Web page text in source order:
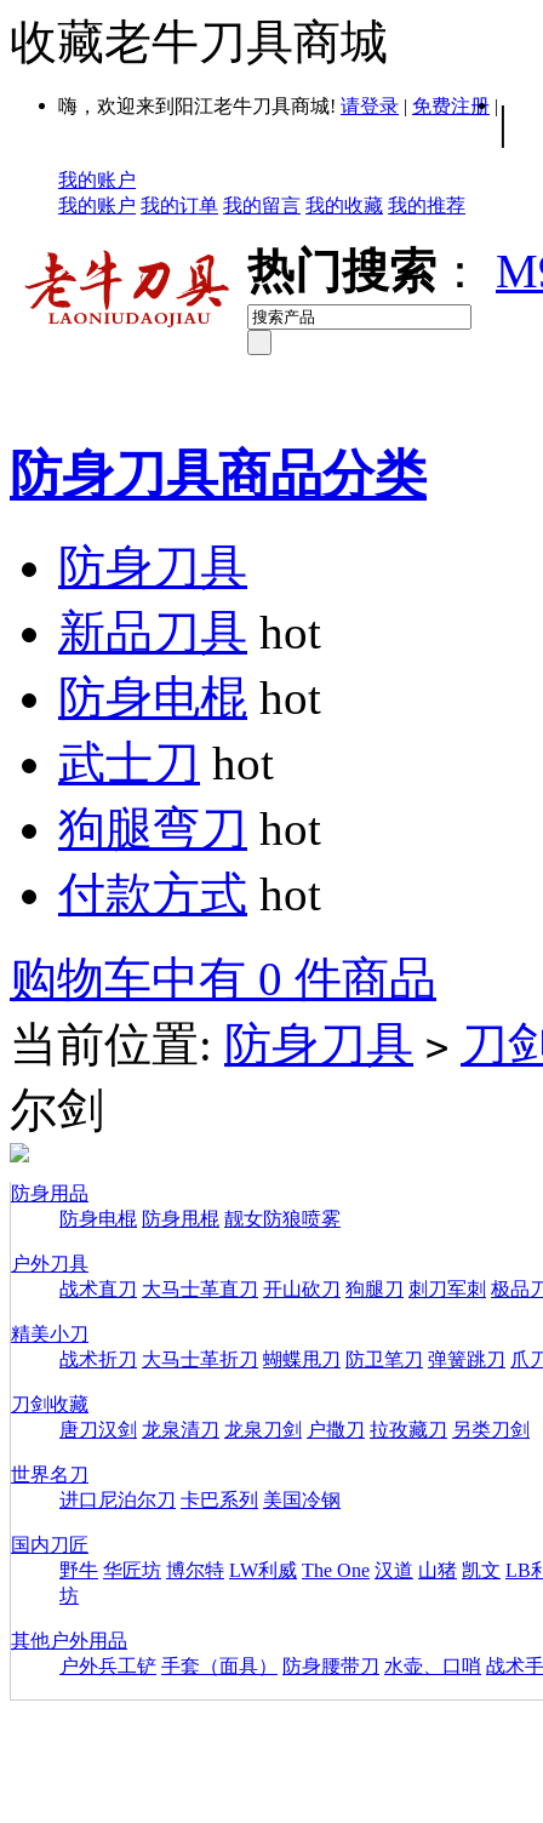
收藏老牛刀具商城
嗨，欢迎来到阳江老牛刀具商城! 请登录 | 免费注册 | |
我的账户
我的账户 我的订单 我的留言 我的收藏 我的推荐
热门搜索 ：
防身刀具商品分类
防身刀具
新品刀具 hot
防身电棍 hot
武士刀 hot
狗腿弯刀 hot
付款方式 hot
购物车中有 0 件商品
当前位置: 防身刀具 > 刀
尔剑
防身用品
防身电棍 防身甩棍 靓女防狼喷雾
户外刀具
战术直刀 大马士革直刀 开山砍刀 狗腿刀 刺刀军刺 极品
精美小刀
战术折刀 大马士革折刀 蝴蝶甩刀 防卫笔刀 弹簧跳刀 爪
刀剑收藏
唐刀汉剑 龙泉清刀 龙泉刀剑 户撒刀 拉孜藏刀 另类刀剑
世界名刀
进口尼泊尔刀 卡巴系列 美国冷钢
国内刀匠
野牛 华匠坊 博尔特 LW利威 The One 汉道 山猪 凯文 LB
坊
其他户外用品
户外兵工铲 手套（面具） 防身腰带刀 水壶、口哨 战术